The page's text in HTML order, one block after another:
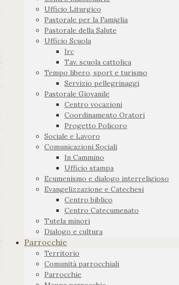
Ufficio Liturgico
Pastorale per la Famiglia
Pastorale della Salute
Ufficio Scuola
Irc
Tav. scuola cattolica
Tempo libero, sport e turismo
Servizio pellegrinaggi
Pastorale Giovanile
Centro vocazioni
Coordinamento Oratori
Progetto Policoro
Sociale e Lavoro
Comunicazioni Sociali
In Cammino
Ufficio stampa
Ecumenismo e dialogo interreligioso
Evangelizzazione e Catechesi
Centro biblico
Centro Catecumenato
Tutela minori
Dialogo e cultura
Parrocchie
Territorio
Comunità parrocchiali
Parrocchie